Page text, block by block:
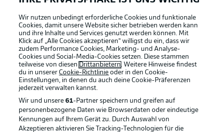
Wir nutzen unbedingt erforderliche Cookies und funktionale
Cookies, damit unsere Website sicher betrieben werden kann
und ihre Inhalte und Services genutzt werden können. Mit
Klick auf „Alle Cookies akzeptieren“ willigst du ein, dass wir
zudem Performance Cookies, Marketing- und Analyse-
Cookies und Social-Media-Cookies setzen. Diese stammen
teilweise von diesen Drittanbietern. Weitere Hinweise findest
du in unsererCookie-Richtlinie oder in den Cookie-
Einstellungen, in denen du auch deine Cookie-Präferenzen
jederzeit verwalten kannst.
Wir und unsere61-Partner speichern und greifen auf
personenbezogene Daten wie Browserdaten oder eindeutige
Kennungen auf Ihrem Gerät zu. Durch Auswahl von
Akzeptieren aktivieren Sie Tracking-Technologien für die